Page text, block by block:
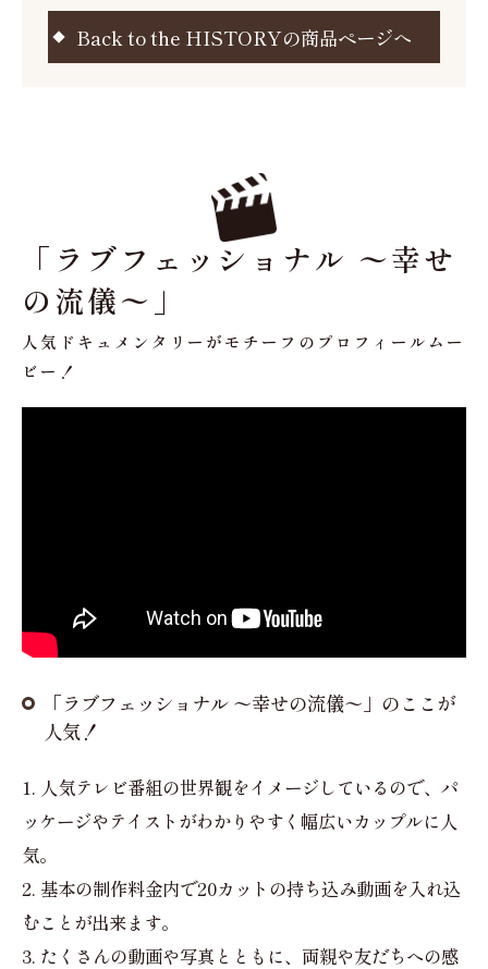
Back to the HISTORYの商品ページへ
「ラブフェッショナル 〜幸せ
の流儀〜」
人気ドキュメンタリーがモチーフのプロフィールムー
ビー！
「ラブフェッショナル 〜幸せの流儀〜」のここが
人気！
1. 人気テレビ番組の世界観をイメージしているので、パ
ッケージやテイストがわかりやすく幅広いカップルに人
気。
2. 基本の制作料金内で20カットの持ち込み動画を入れ込
むことが出来ます。
3. たくさんの動画や写真とともに、両親や友だちへの感